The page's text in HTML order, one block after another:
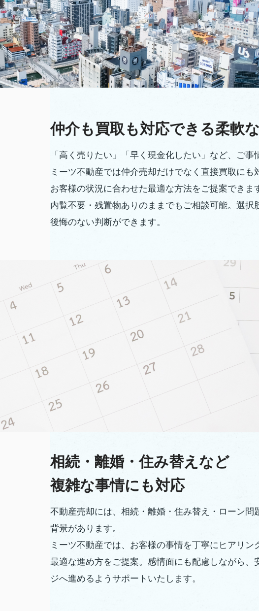
仲介も買取も対応できる柔軟
「高く売りたい」「早く現金化したい」など、ご事
ミーツ不動産では仲介売却だけでなく直接買取にも
お客様の状況に合わせた最適な方法をご提案できま
内覧不要・残置物ありのままでもご相談可能。選択
後悔のない判断ができます。
相続・離婚・住み替えなど
複雑な事情にも対応
不動産売却には、相続・離婚・住み替え・ローン問
背景があります。
ミーツ不動産では、お客様の事情を丁寧にヒアリン
最適な進め方をご提案。感情面にも配慮しながら、
ジへ進めるようサポートいたします。